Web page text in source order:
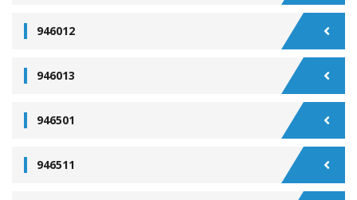
946012
946013
946501
946511